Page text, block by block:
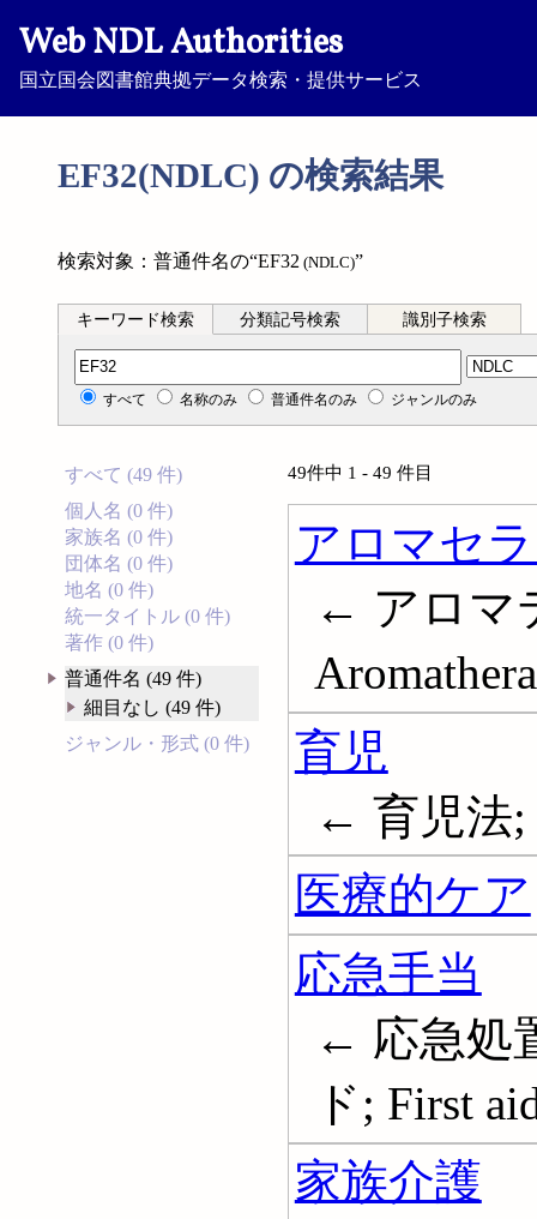
Web NDL Authorities
国立国会図書館典拠データ検索・提供サービス
EF32(NDLC) の検索結果
検索対象：普通件名の“EF32 (NDLC)”
キーワード検索 分類記号検索 識別子検索
分類記号検索
すべて 名称のみ 普通件名のみ ジャンルのみ
すべて (49 件)
個人名 (0 件)
家族名 (0 件)
団体名 (0 件)
地名 (0 件)
統一タイトル (0 件)
著作 (0 件)
普通件名 (49 件)
細目なし (49 件)
ジャンル・形式 (0 件)
49件中 1 - 49 件目
アロマセ
← アロマ
育児
← 育児法;
医療的ケア
応急手当
← 応急処
ド; First
家族介護